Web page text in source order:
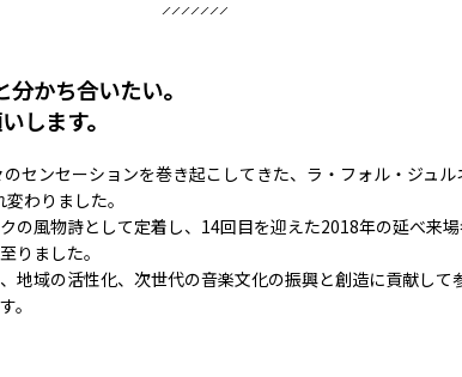
かち合いたい。
します。
センセーションを巻き起こしてきた、ラ・フォル・ジュ
わりました。
風物詩として定着し、14回目を迎えた2018年の延べ来
りました。
域の活性化、次世代の音楽文化の振興と創造に貢献して
。